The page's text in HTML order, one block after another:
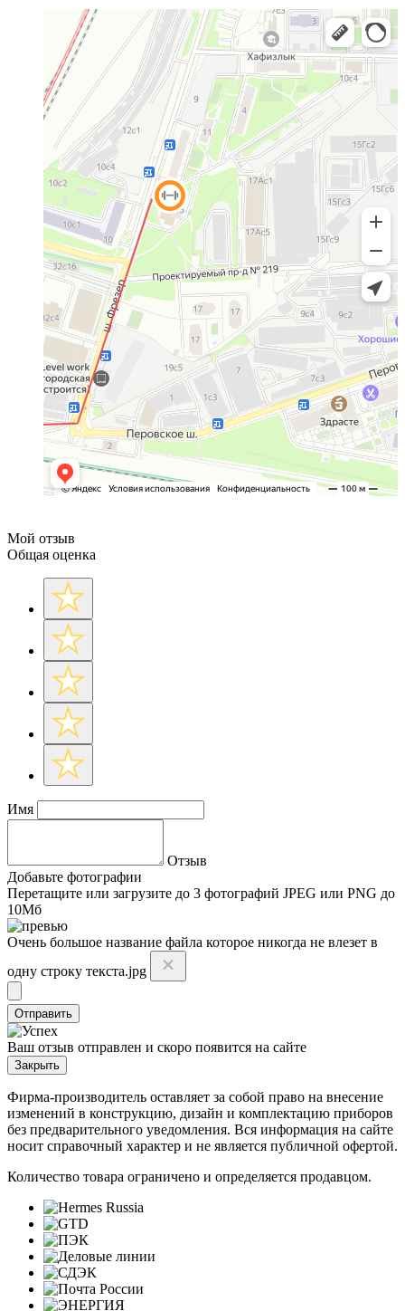
Мой отзыв
Общая оценка
Имя
Отзыв
Добавьте фотографии
Перетащите или загрузите до 3 фотографий JPEG или PNG до
10Мб
Очень большое название файла которое никогда не влезет в
одну строку текста.jpg
Отправить
Ваш отзыв отправлен и скоро появится на сайте
Закрыть
Фирма-производитель оставляет за собой право на внесение
изменений в конструкцию, дизайн и комплектацию приборов
без предварительного уведомления. Вся информация на сайте
носит справочный характер и не является публичной офертой.
Количество товара ограничено и определяется продавцом.